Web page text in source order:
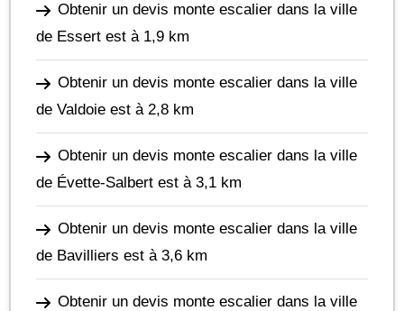
Obtenir un devis monte escalier dans la ville
de Essert est à 1,9 km
Obtenir un devis monte escalier dans la ville
de Valdoie est à 2,8 km
Obtenir un devis monte escalier dans la ville
de Évette-Salbert est à 3,1 km
Obtenir un devis monte escalier dans la ville
de Bavilliers est à 3,6 km
Obtenir un devis monte escalier dans la ville